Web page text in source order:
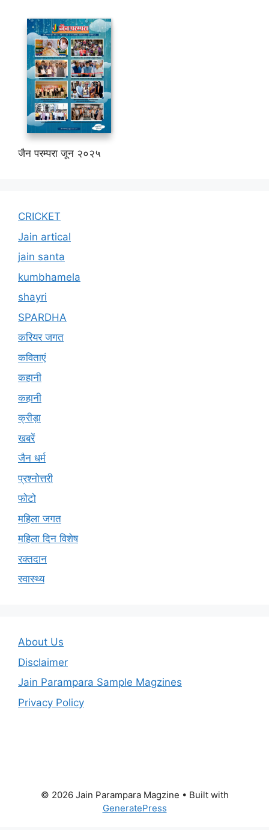
जैन परम्परा जून २०२५
CRICKET
Jain artical
jain santa
kumbhamela
shayri
SPARDHA
करियर जगत
कविताएं
कहानी
कहानी
क्रीड़ा
खबरें
जैन धर्म
प्रश्नोत्तरी
फोटो
महिला जगत
महिला दिन विशेष
रक्तदान
स्वास्थ्य
About Us
Disclaimer
Jain Parampara Sample Magzines
Privacy Policy
© 2026 Jain Parampara Magzine • Built with
GeneratePress